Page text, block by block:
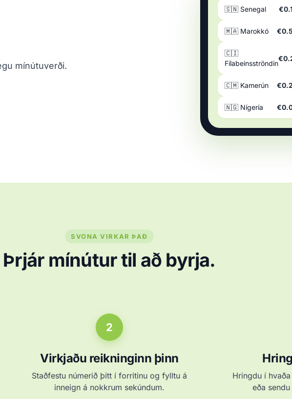
mínútuverði.
🇸🇳 Senegal
🇲🇦 Marokkó
🇨🇮
Fílabeinsströndin
🇨🇲 Kamerún
🇳🇬 Nígería
SVONA VIRKAR ÞAÐ
Þrjár mínútur til að byrja.
2
Virkjaðu reikninginn þinn
Staðfestu númerið þitt í forritinu og fylltu á
inneign á nokkrum sekúndum.
Hringdu í
eða